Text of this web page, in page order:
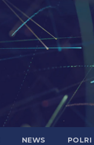
NEWS POLRI